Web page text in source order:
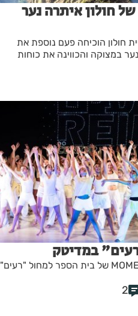
חולון איתרה נער
חולון הוכיחה פעם נוספת את
במצוקה והכווינה את כוחות
במדיטק
מופע השיא השנתי MOMENTS של בית הספר למחול "רעים"
2